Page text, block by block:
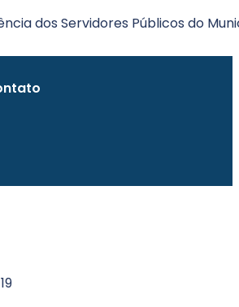
dos Servidores Públicos do